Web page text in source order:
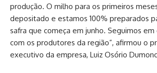
produção. O milho para os primeiros
depositado e estamos 100% preparados
safra que começa em junho. Seguimos
com os produtores da região”, afirmou o
executivo da empresa, Luiz Osório